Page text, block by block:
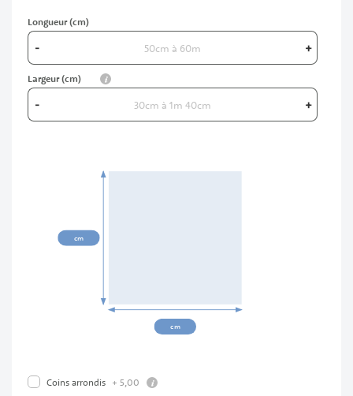
Longueur (cm)
- +
Largeur (cm) info
- +
cm
cm
Coins arrondis + 5,00 info